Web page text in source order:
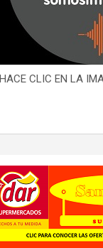
HACE CLIC EN LA